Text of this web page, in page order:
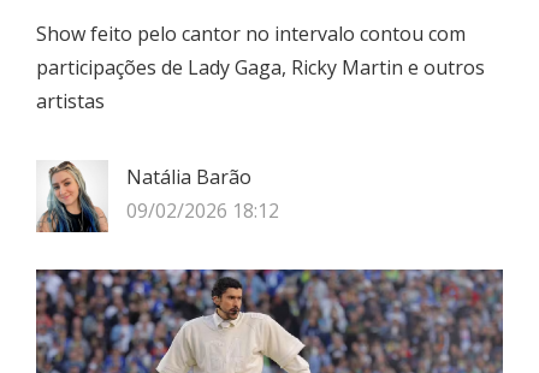
Show feito pelo cantor no intervalo contou com
participações de Lady Gaga, Ricky Martin e outros
artistas
Natália Barão
09/02/2026 18:12